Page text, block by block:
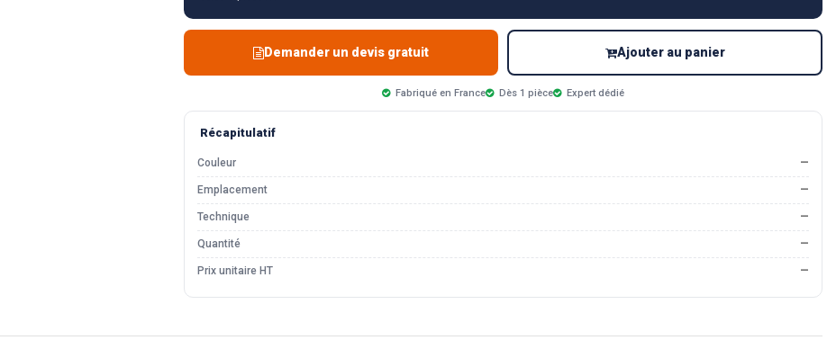
Demander un devis gratuit Ajouter au panier
Fabriqué en France Dès 1 pièce Expert dédié
Récapitulatif
Couleur —
Emplacement —
Technique —
Quantité —
Prix unitaire HT —